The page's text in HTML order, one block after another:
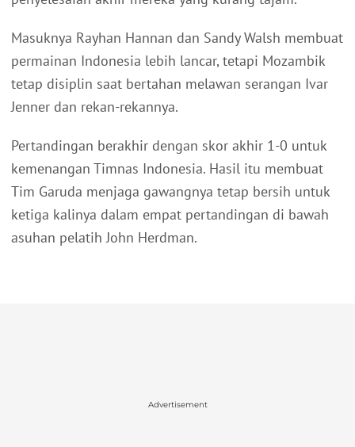
Masuknya Rayhan Hannan dan Sandy Walsh membuat
permainan Indonesia lebih lancar, tetapi Mozambik
tetap disiplin saat bertahan melawan serangan Ivar
Jenner dan rekan-rekannya.
Pertandingan berakhir dengan skor akhir 1-0 untuk
kemenangan Timnas Indonesia. Hasil itu membuat
Tim Garuda menjaga gawangnya tetap bersih untuk
ketiga kalinya dalam empat pertandingan di bawah
asuhan pelatih John Herdman.
Advertisement